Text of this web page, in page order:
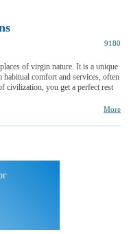
9180
of virgin nature. It is a unique
comfort and services, often
civilization, you get a perfect rest
More